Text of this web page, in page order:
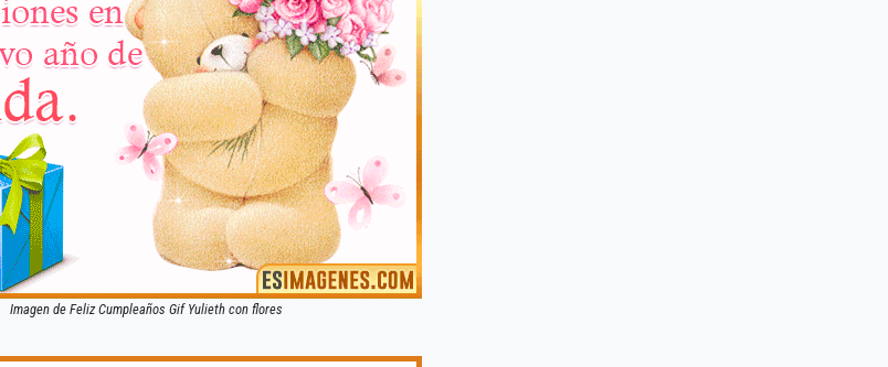
Imagen de Feliz Cumpleaños Gif Yulieth con flores